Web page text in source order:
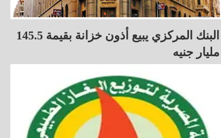
البنك المركزي يبيع أذون خزانة بقيمة 145.5
مليار جنيه